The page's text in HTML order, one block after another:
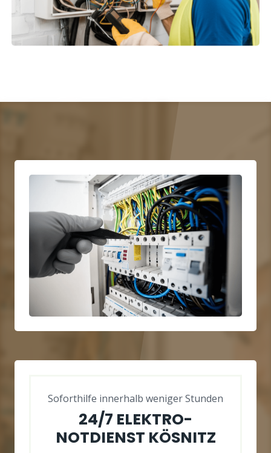
Soforthilfe innerhalb weniger Stunden
24/7 ELEKTRO-
NOTDIENST KÖSNITZ